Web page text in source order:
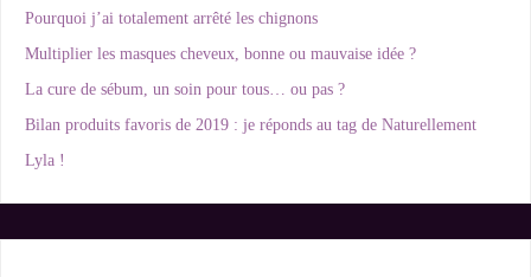
Pourquoi j’ai totalement arrêté les chignons
Multiplier les masques cheveux, bonne ou mauvaise idée ?
La cure de sébum, un soin pour tous… ou pas ?
Bilan produits favoris de 2019 : je réponds au tag de Naturellement
Lyla !